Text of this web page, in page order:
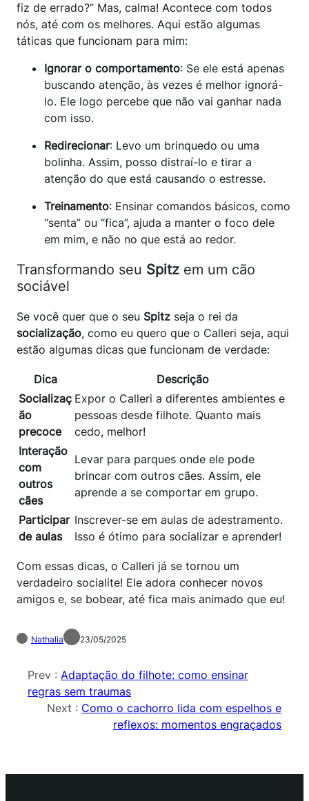
fiz de errado?” Mas, calma! Acontece com todos
nós, até com os melhores. Aqui estão algumas
táticas que funcionam para mim:
Ignorar o comportamento: Se ele está apenas
buscando atenção, às vezes é melhor ignorá-
lo. Ele logo percebe que não vai ganhar nada
com isso.
Redirecionar: Levo um brinquedo ou uma
bolinha. Assim, posso distraí-lo e tirar a
atenção do que está causando o estresse.
Treinamento: Ensinar comandos básicos, como
“senta” ou “fica”, ajuda a manter o foco dele
em mim, e não no que está ao redor.
Transformando seu Spitz em um cão
sociável
Se você quer que o seu Spitz seja o rei da
socialização, como eu quero que o Calleri seja, aqui
estão algumas dicas que funcionam de verdade:
Dica
Descrição
Socializaç
ão
precoce
Expor o Calleri a diferentes ambientes e
pessoas desde filhote. Quanto mais
cedo, melhor!
Interação
com
outros
cães
Levar para parques onde ele pode
brincar com outros cães. Assim, ele
aprende a se comportar em grupo.
Participar
de aulas
Inscrever-se em aulas de adestramento.
Isso é ótimo para socializar e aprender!
Com essas dicas, o Calleri já se tornou um
verdadeiro socialite! Ele adora conhecer novos
amigos e, se bobear, até fica mais animado que eu!
Nathalia 23/05/2025
Prev : Adaptação do filhote: como ensinar
regras sem traumas
Next : Como o cachorro lida com espelhos e
reflexos: momentos engraçados